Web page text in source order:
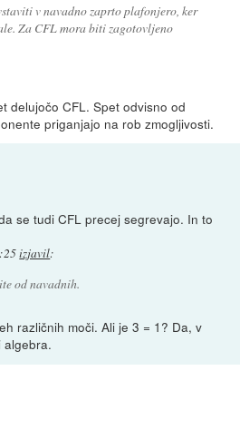
v navadno zaprto plafonjero, ker
Za CFL mora biti zagotovljeno
delujočo CFL. Spet odvisno od
priganjajo na rob zmogljivosti.
se tudi CFL precej segrevajo. In to
izjavil:
od navadnih.
različnih moči. Ali je 3 = 1? Da, v
algebra.